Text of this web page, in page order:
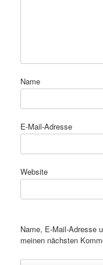
Name
E-Mail-Adresse
Website
Name, E-Mail-Adresse
meinen nächsten